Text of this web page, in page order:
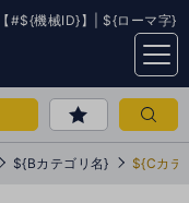
#${機械ID}】| ${ローマ字}
menu
${Bカテゴリ名} ${Cカテ